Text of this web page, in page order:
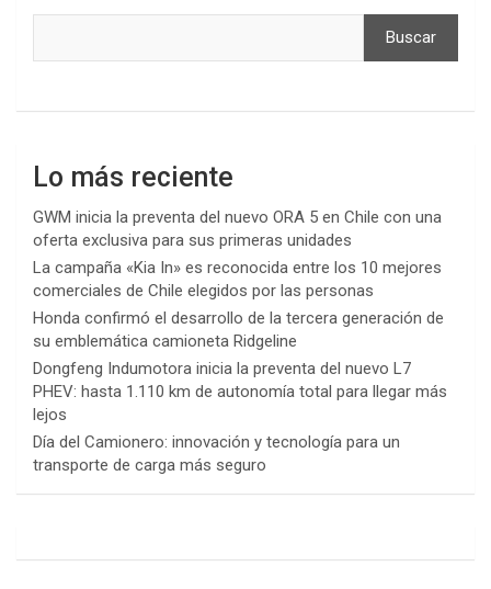
Buscar
Lo más reciente
GWM inicia la preventa del nuevo ORA 5 en Chile con una
oferta exclusiva para sus primeras unidades
La campaña «Kia In» es reconocida entre los 10 mejores
comerciales de Chile elegidos por las personas
Honda confirmó el desarrollo de la tercera generación de
su emblemática camioneta Ridgeline
Dongfeng Indumotora inicia la preventa del nuevo L7
PHEV: hasta 1.110 km de autonomía total para llegar más
lejos
Día del Camionero: innovación y tecnología para un
transporte de carga más seguro